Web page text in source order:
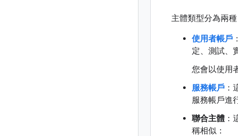
主體類型分為兩
使用者帳戶
定、測試、
您會以使用
服務帳戶 ：
服務帳戶進
聯合主體 ：
稱相似：